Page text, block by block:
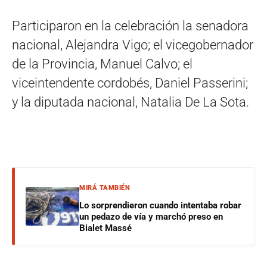
Participaron en la celebración la senadora
nacional, Alejandra Vigo; el vicegobernador
de la Provincia, Manuel Calvo; el
viceintendente cordobés, Daniel Passerini;
y la diputada nacional, Natalia De La Sota.
MIRÁ TAMBIÉN
Lo sorprendieron cuando intentaba robar
un pedazo de vía y marchó preso en
Bialet Massé